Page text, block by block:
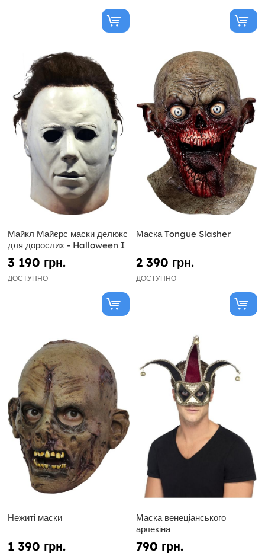
Майкл Майєрс маски делюкс
для дорослих - Halloween I
3 190 грн.
ДОСТУПНО
Маска Tongue Slasher
2 390 грн.
ДОСТУПНО
Нежиті маски
1 390 грн.
Маска венеціанського
арлекіна
790 грн.